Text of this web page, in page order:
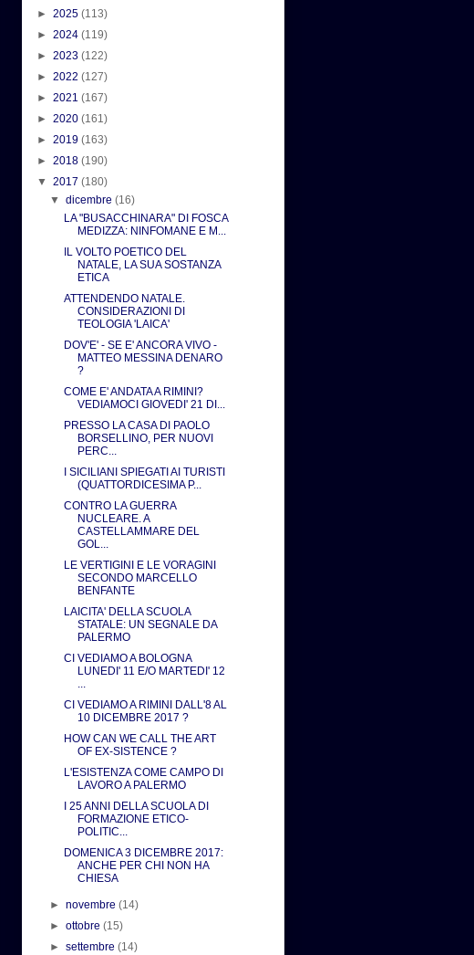
► 2025 (113)
► 2024 (119)
► 2023 (122)
► 2022 (127)
► 2021 (167)
► 2020 (161)
► 2019 (163)
► 2018 (190)
▼ 2017 (180)
▼dicembre(16)
LA "BUSACCHINARA" DI FOSCA
MEDIZZA: NINFOMANE E M...
IL VOLTO POETICO DEL
NATALE, LA SUA SOSTANZA
ETICA
ATTENDENDO NATALE.
CONSIDERAZIONI DI
TEOLOGIA 'LAICA'
DOV'E' - SE E' ANCORA VIVO -
MATTEO MESSINA DENARO
?
COME E' ANDATA A RIMINI?
VEDIAMOCI GIOVEDI' 21 DI...
PRESSO LA CASA DI PAOLO
BORSELLINO, PER NUOVI
PERC...
I SICILIANI SPIEGATI AI TURISTI
(QUATTORDICESIMA P...
CONTRO LA GUERRA
NUCLEARE. A
CASTELLAMMARE DEL
GOL...
LE VERTIGINI E LE VORAGINI
SECONDO MARCELLO
BENFANTE
LAICITA' DELLA SCUOLA
STATALE: UN SEGNALE DA
PALERMO
CI VEDIAMO A BOLOGNA
LUNEDI' 11 E/O MARTEDI' 12
...
CI VEDIAMO A RIMINI DALL'8 AL
10 DICEMBRE 2017 ?
HOW CAN WE CALL THE ART
OF EX-SISTENCE ?
L'ESISTENZA COME CAMPO DI
LAVORO A PALERMO
I 25 ANNI DELLA SCUOLA DI
FORMAZIONE ETICO-
POLITIC...
DOMENICA 3 DICEMBRE 2017:
ANCHE PER CHI NON HA
CHIESA
►novembre(14)
►ottobre(15)
►settembre(14)